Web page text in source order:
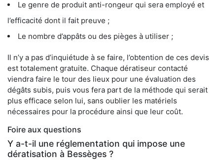
Le genre de produit anti-rongeur qui sera employé et
l’efficacité dont il fait preuve ;
Le nombre d’appâts ou des pièges à utiliser ;
Il n’y a pas d’inquiétude à se faire, l’obtention de ces devis
est totalement gratuite. Chaque dératiseur contacté
viendra faire le tour des lieux pour une évaluation des
dégâts subis, puis vous fera part de la méthode qui serait
plus efficace selon lui, sans oublier les matériels
nécessaires pour la procédure ainsi que leur coût.
Foire aux questions
Y a-t-il une réglementation qui impose une
dératisation à Bessèges ?